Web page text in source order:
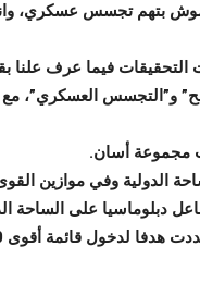
بتهم تجسس عسكري،
التحقيقات فيما عرف علنا
و”التجسس العسكري”، مع
الدولية وفي موازين
دبلوماسيا على الساحة